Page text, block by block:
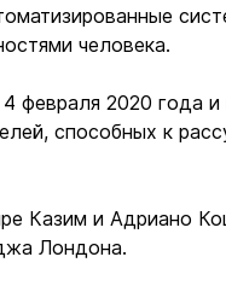
человека.
февраля 2020 года
способных к
Казим и Адриано
Лондона.